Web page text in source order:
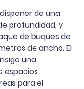
de una
profundidad, y
de buques de
de ancho. El
una
espacios
para el